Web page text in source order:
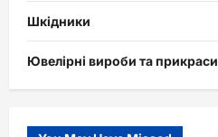
Шкідники
Ювелірні вироби та прикраси